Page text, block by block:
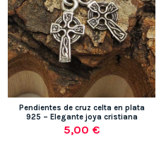
Pendientes de cruz celta en plata
925 – Elegante joya cristiana
5,00 €